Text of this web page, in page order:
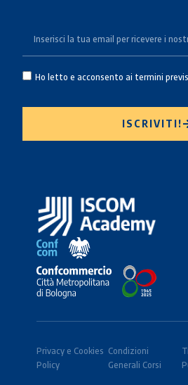
Ho letto e acconsento ai termini
ISCRIVITI!
Privacy e Cookies
Policy
Condizioni
Generali Corsi